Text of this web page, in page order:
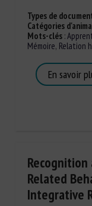
Types de
Catégories
Mots-clés:
Mémoire, Relation
En savoir
Related
Integrative